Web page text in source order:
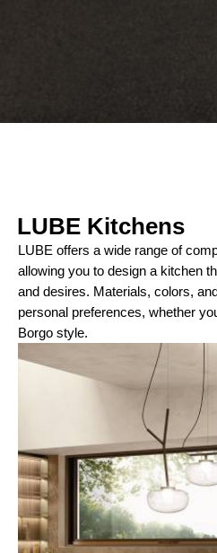
LUBE Kitchens
LUBE offers a wide range of
allowing you to design a kitchen
and desires. Materials, colors,
personal preferences, whether
Borgo style.